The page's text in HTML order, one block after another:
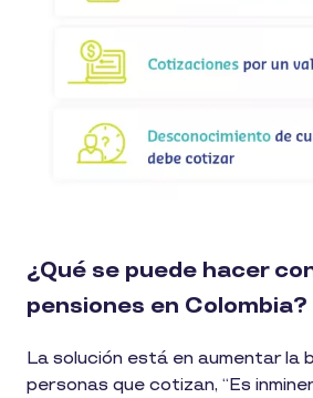
¿Qué se puede hacer
pensiones en Colombia?
La solución está en aumentar la
personas que cotizan, “Es